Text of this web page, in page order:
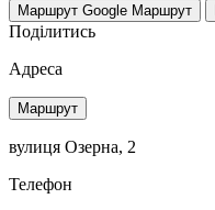
Маршрут Google Маршрут
Поділитись
Адреса
Маршрут
вулиця Озерна, 2
Телефон